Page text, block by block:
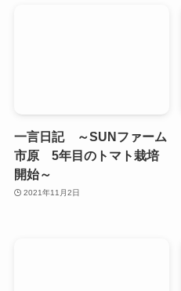
一言日記 ～SUNファーム
市原 5年目のトマト栽培
開始～
2021年11月2日